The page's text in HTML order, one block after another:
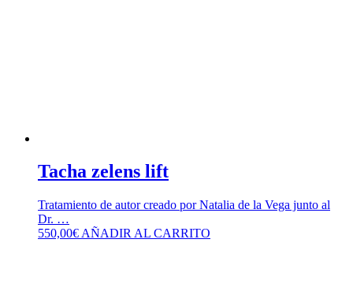
Tacha zelens lift
Tratamiento de autor creado por Natalia de la Vega junto al
Dr. …
550,00€ AÑADIR AL CARRITO